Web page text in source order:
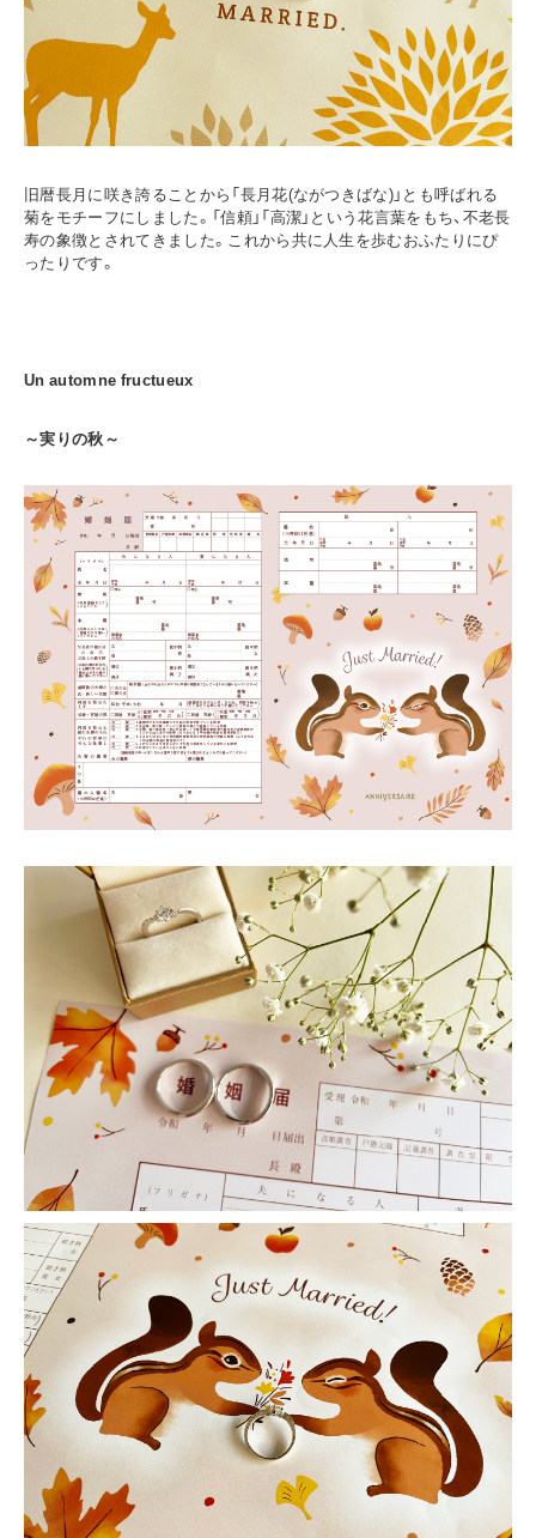
旧暦長月に咲き誇ることから「長月花(ながつきばな)」とも呼ばれる
菊をモチーフにしました。「信頼」「高潔」という花言葉をもち、不老長
寿の象徴とされてきました。これから共に人生を歩むおふたりにぴ
ったりです。
Un automne fructueux
～実りの秋～